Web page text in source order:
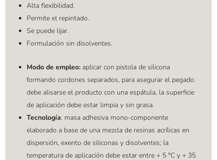
Alta flexibilidad.
Permite el repintado.
Se puede lijar.
Formulación sin disolventes.
Modo de empleo: aplicar con pistola de silicona
formando cordones separados, para asegurar el pegado
debe alisarse el producto con una espátula, la superficie
de aplicación debe estar limpia y sin grasa.
Tecnología: masa adhesiva mono-componente
elaborado a base de una mezcla de resinas acrílicas en
dispersión, exento de siliconas y disolventes; la
temperatura de aplicación debe estar entre + 5 °C y + 35